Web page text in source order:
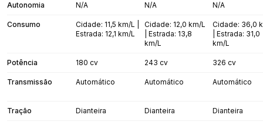
Autonomia N/A N/A N/A
Consumo
Cidade: 11,5 km/L |
Estrada: 12,1 km/L
Cidade: 12,0 km/L
| Estrada: 13,8
km/L
Cidade: 36,0
| Estrada: 31,0
km/L
Potência 180 cv 243 cv 326 cv
Transmissão Automático Automático Automático
Tração Dianteira Dianteira Dianteira